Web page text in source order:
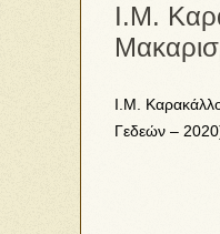
I.M.
I.M.
Γεδεών –